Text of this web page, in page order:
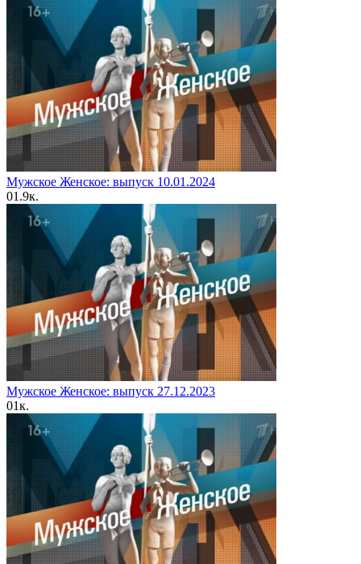
Мужское Женское: выпуск 10.01.2024
01.9к.
Мужское Женское: выпуск 27.12.2023
01к.